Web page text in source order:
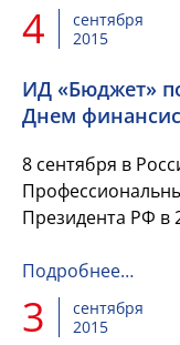
4
сентября
2015
ИД «Бюджет»
Днем
8 сентября в
Президента РФ в
финансов России.
Подробнее…
3
сентября
2015